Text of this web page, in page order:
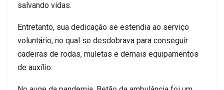
salvando vidas.
Entretanto, sua dedicação se estendia ao serviço
voluntário, no qual se desdobrava para conseguir
cadeiras de rodas, muletas e demais equipamentos
de auxílio.